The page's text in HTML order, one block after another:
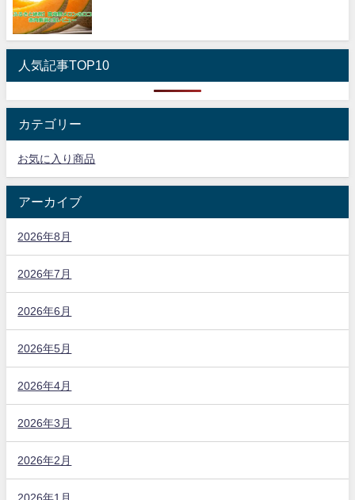
人気記事TOP10
カテゴリー
お気に入り商品
アーカイブ
2026年8月
2026年7月
2026年6月
2026年5月
2026年4月
2026年3月
2026年2月
2026年1月